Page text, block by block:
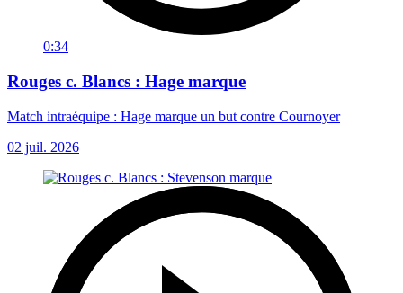
0:34
Rouges c. Blancs : Hage marque
Match intraéquipe : Hage marque un but contre Cournoyer
02 juil. 2026